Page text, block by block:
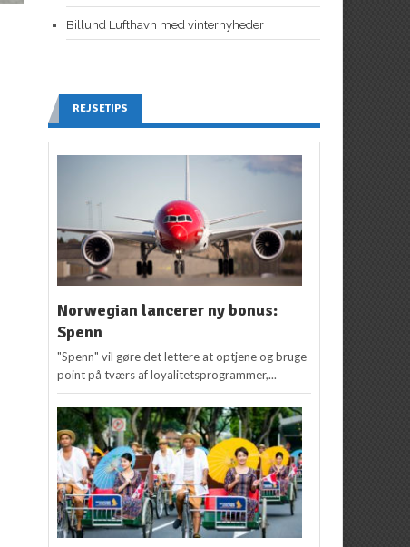
Billund Lufthavn med vinternyheder
REJSETIPS
Norwegian lancerer ny bonus:
Spenn
"Spenn" vil gøre det lettere at optjene og bruge
point på tværs af loyalitetsprogrammer,...